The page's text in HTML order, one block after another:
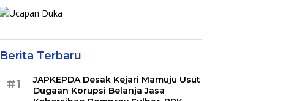
Berita Terbaru
#1
JAPKEPDA Desak Kejari Mamuju Usut
Dugaan Korupsi Belanja Jasa